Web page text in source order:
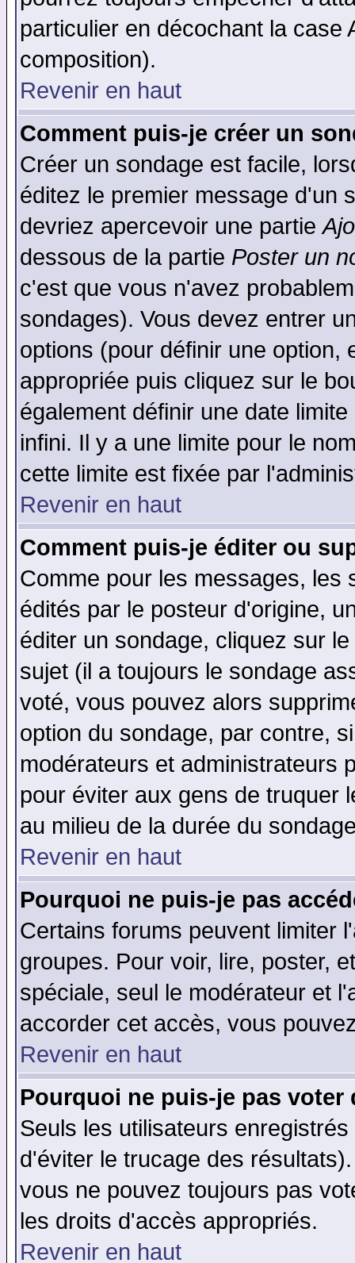
particulier en décochant la
composition).
Revenir en haut
Comment puis-je créer un
Créer un sondage est facile,
éditez le premier message d'un
devriez apercevoir une partie
dessous de la partie Poster un
c'est que vous n'avez
sondages). Vous devez entrer
options (pour définir une option,
appropriée puis cliquez sur le
également définir une date
infini. Il y a une limite pour le
cette limite est fixée par
Revenir en haut
Comment puis-je éditer ou
Comme pour les messages, les
édités par le posteur d'origine,
éditer un sondage, cliquez sur
sujet (il a toujours le sondage
voté, vous pouvez alors
option du sondage, par contre,
modérateurs et administrateurs
pour éviter aux gens de truquer
au milieu de la durée du
Revenir en haut
Pourquoi ne puis-je pas
Certains forums peuvent limiter
groupes. Pour voir, lire, poster,
spéciale, seul le modérateur et
accorder cet accès, vous
Revenir en haut
Pourquoi ne puis-je pas voter
Seuls les utilisateurs
d'éviter le trucage des
vous ne pouvez toujours pas
les droits d'accès appropriés.
Revenir en haut